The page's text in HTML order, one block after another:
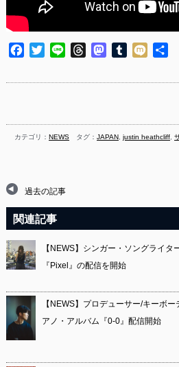
Facebook
TwitterLine ThreadsMastodon
Tumblr
Mixi
カテゴリ： NEWS タグ：JAPAN,justin heathcliff,
過去の記事
関連記事
【NEWS】シンガー・ソングライ
『Pixel』の配信を開始
【NEWS】プロデューサー/キーボ
アノ・アルバム『0-0』配信開始